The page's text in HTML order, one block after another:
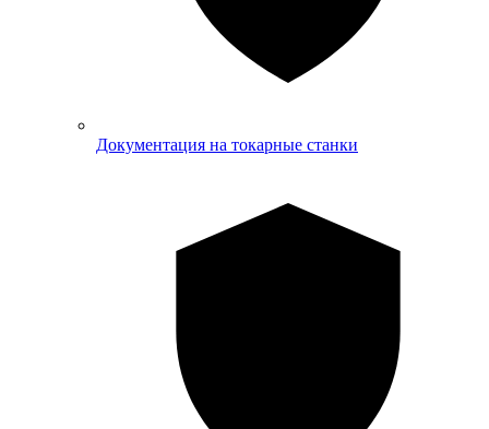
Документация на токарные станки